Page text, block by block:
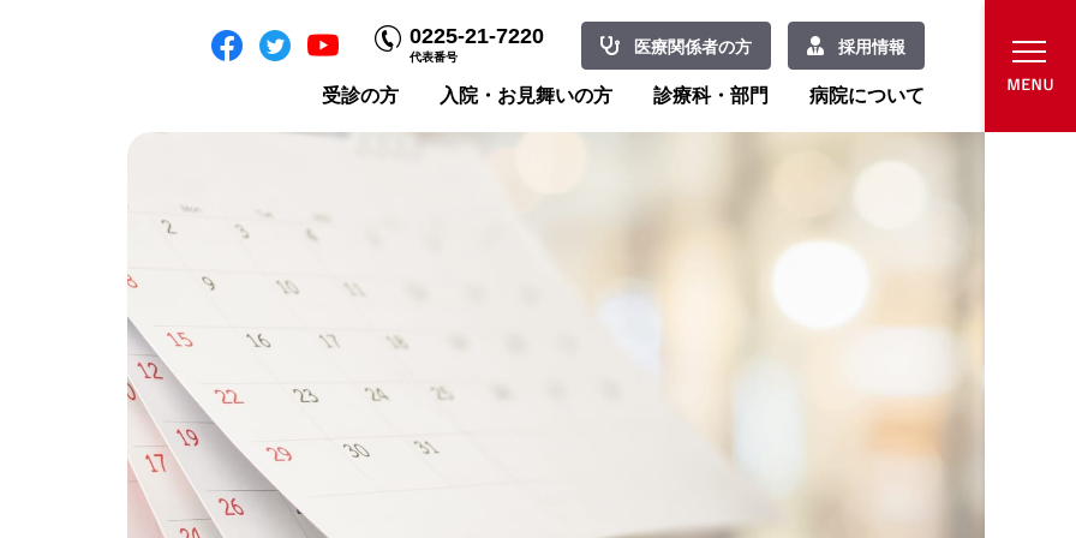
0225-21-7220
代表番号
医療関係者の方 採用情報
受診の方 入院・お見舞いの方 診療科・部門 病院について